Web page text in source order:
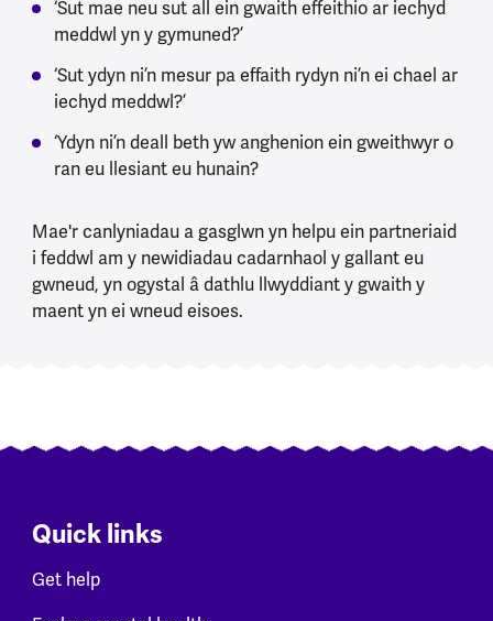
‘Sut mae neu sut all ein gwaith effeithio ar iechyd
meddwl yn y gymuned?’
‘Sut ydyn ni’n mesur pa effaith rydyn ni’n ei chael ar
iechyd meddwl?’
‘Ydyn ni’n deall beth yw anghenion ein gweithwyr o
ran eu llesiant eu hunain?
Mae'r canlyniadau a gasglwn yn helpu ein partneriaid
i feddwl am y newidiadau cadarnhaol y gallant eu
gwneud, yn ogystal â dathlu llwyddiant y gwaith y
maent yn ei wneud eisoes.
Quick links
Get help